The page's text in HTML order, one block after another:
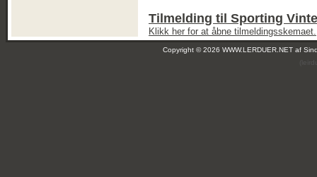
Tilmelding til Sporting
Klikk her for at åbne tilmeldingsskemaet.
Copyright © 2026 WWW.LERDUER.NET af